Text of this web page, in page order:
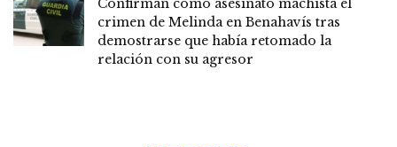
Confirman como asesinato machista el
crimen de Melinda en Benahavís tras
demostrarse que había retomado la
relación con su agresor